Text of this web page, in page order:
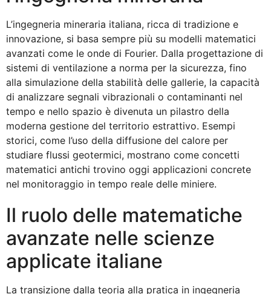
L’ingegneria mineraria italiana, ricca di tradizione e
innovazione, si basa sempre più su modelli matematici
avanzati come le onde di Fourier. Dalla progettazione di
sistemi di ventilazione a norma per la sicurezza, fino
alla simulazione della stabilità delle gallerie, la capacità
di analizzare segnali vibrazionali o contaminanti nel
tempo e nello spazio è divenuta un pilastro della
moderna gestione del territorio estrattivo. Esempi
storici, come l’uso della diffusione del calore per
studiare flussi geotermici, mostrano come concetti
matematici antichi trovino oggi applicazioni concrete
nel monitoraggio in tempo reale delle miniere.
Il ruolo delle matematiche
avanzate nelle scienze
applicate italiane
La transizione dalla teoria alla pratica in ingegneria